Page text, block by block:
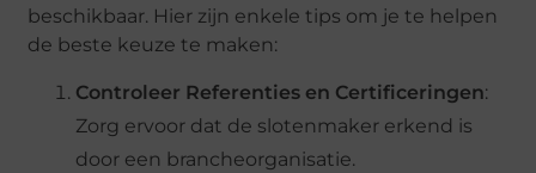
beschikbaar. Hier zijn enkele tips om je te helpen
de beste keuze te maken:
Controleer Referenties en Certificeringen:
Zorg ervoor dat de slotenmaker erkend is
door een brancheorganisatie.